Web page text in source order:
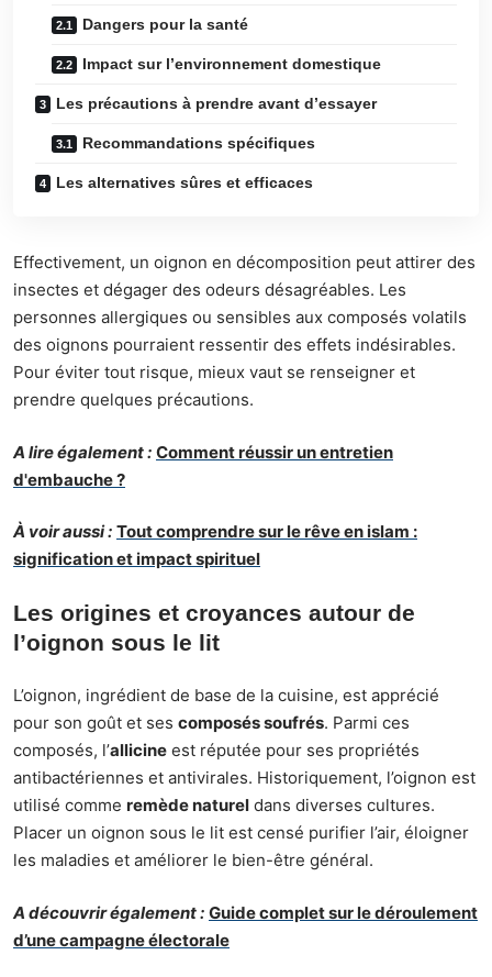
Dangers pour la santé
Impact sur l’environnement domestique
Les précautions à prendre avant d’essayer
Recommandations spécifiques
Les alternatives sûres et efficaces
Effectivement, un oignon en décomposition peut attirer des
insectes et dégager des odeurs désagréables. Les
personnes allergiques ou sensibles aux composés volatils
des oignons pourraient ressentir des effets indésirables.
Pour éviter tout risque, mieux vaut se renseigner et
prendre quelques précautions.
A lire également : Comment réussir un entretien
d'embauche ?
À voir aussi : Tout comprendre sur le rêve en islam :
signification et impact spirituel
Les origines et croyances autour de
l’oignon sous le lit
L’oignon, ingrédient de base de la cuisine, est apprécié
pour son goût et ses composés soufrés. Parmi ces
composés, l’allicine est réputée pour ses propriétés
antibactériennes et antivirales. Historiquement, l’oignon est
utilisé comme remède naturel dans diverses cultures.
Placer un oignon sous le lit est censé purifier l’air, éloigner
les maladies et améliorer le bien-être général.
A découvrir également : Guide complet sur le déroulement
d’une campagne électorale